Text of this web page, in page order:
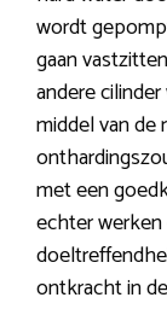
wordt
gaan
andere
middel van de
met een
echter
ontkracht in